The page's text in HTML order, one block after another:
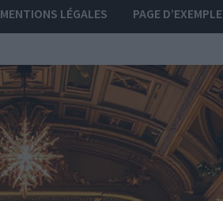
MENTIONS LÉGALES PAGE D’EXEMPLE